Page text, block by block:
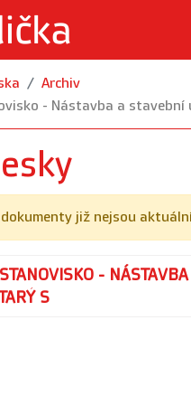
Archiv
- Nástavba a stavební
již nejsou
-
S